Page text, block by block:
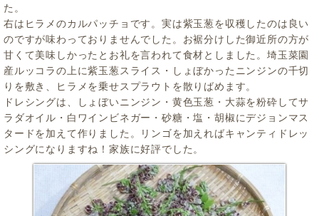
た。
右はヒラメのカルパッチョです。実は紫玉葱を収穫したのは良い
のですが味わっておりませんでした。お裾分けした御近所の方が
甘くて美味しかったとお礼を言われて食材としました。埼玉菜園
産ルッコラの上に紫玉葱スライス・しょぼかったニンジンの千切
りを敷き、ヒラメを乗せスプラウトを散りばめます。
ドレシングは、しょぼいニンジン・黄色玉葱・大蒜を粉砕してサ
ラダオイル・白ワインビネガー・砂糖・塩・胡椒にデジョンマス
タードを加えて作りました。リンゴを加えればキャンティドレッ
シングになりますね！家族に好評でした。